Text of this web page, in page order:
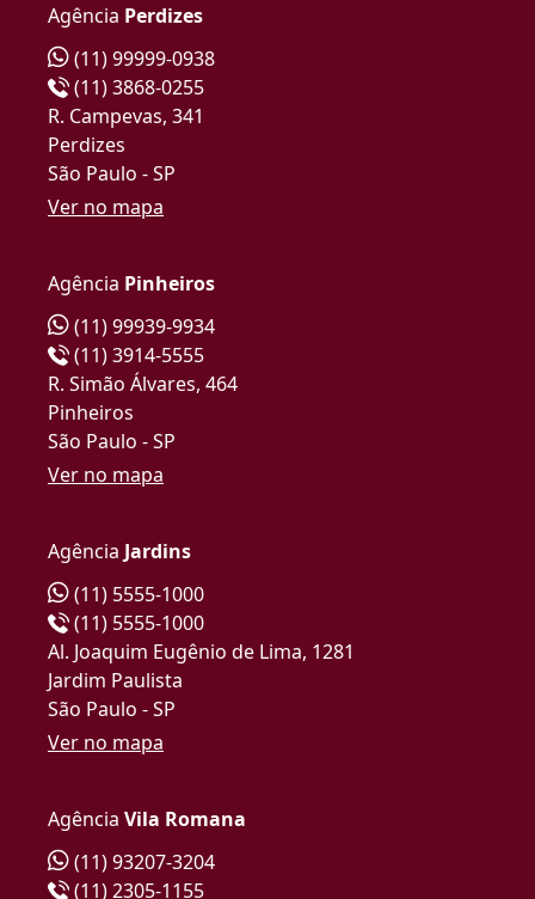
Agência Perdizes
(11) 99999-0938
(11) 3868-0255
R. Campevas, 341
Perdizes
São Paulo - SP
Ver no mapa
Agência Pinheiros
(11) 99939-9934
(11) 3914-5555
R. Simão Álvares, 464
Pinheiros
São Paulo - SP
Ver no mapa
Agência Jardins
(11) 5555-1000
(11) 5555-1000
Al. Joaquim Eugênio de Lima, 1281
Jardim Paulista
São Paulo - SP
Ver no mapa
Agência Vila Romana
(11) 93207-3204
(11) 2305-1155